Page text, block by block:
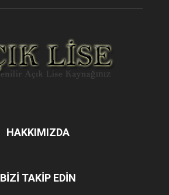
HAKKIMIZDA
BİZİ TAKİP EDİN